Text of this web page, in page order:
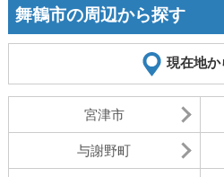
舞鶴市の周辺から探す
現在地か
宮津市
与謝野町